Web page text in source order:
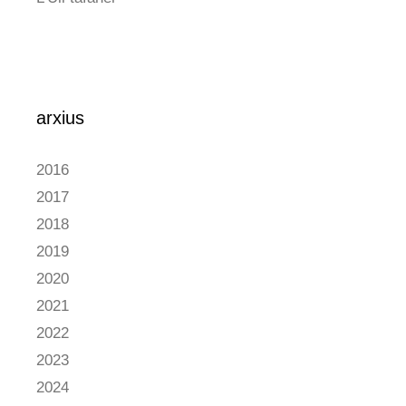
arxius
2016
2017
2018
2019
2020
2021
2022
2023
2024